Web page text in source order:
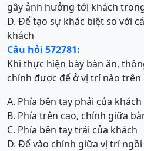
gây ảnh hưởng tới khách
D. Để tạo sự khác biệt so với
khách
Câu hỏi 572781:
Khi thực hiện bày bàn ăn,
chính được để ở vị trí nào trên
A. Phía bên tay phải của khách
B. Phía trên cao, chính giữa
C. Phía bên tay trái của khách
D. Để vào chính giữa vị trí